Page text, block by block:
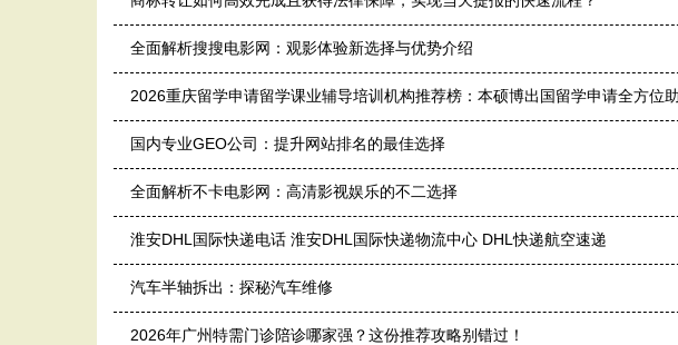
全面解析搜搜电影网：观影体验新选择与优势介绍
2026重庆留学申请留学课业辅导培训机构推荐榜：本硕博出国留学申请全方位
国内专业GEO公司：提升网站排名的最佳选择
全面解析不卡电影网：高清影视娱乐的不二选择
淮安DHL国际快递电话 淮安DHL国际快递物流中心 DHL快递航空速递
汽车半轴拆出：探秘汽车维修
2026年广州特需门诊陪诊哪家强？这份推荐攻略别错过！